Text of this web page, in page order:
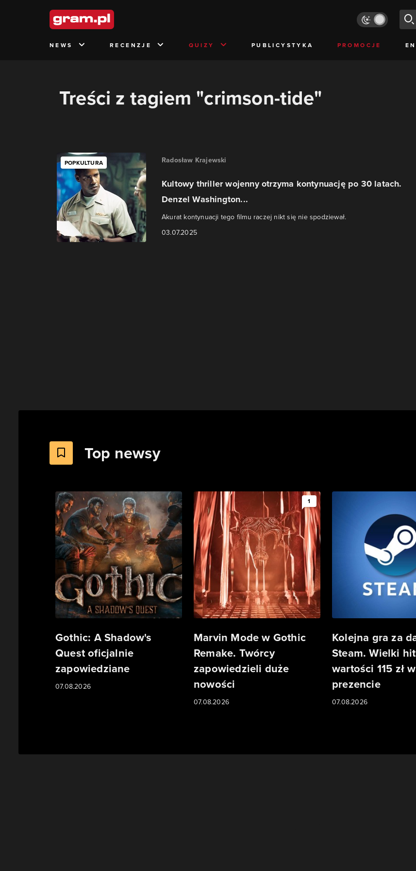
NEWS RECENZJE QUIZY PUBLICYSTYKA PROMOCJE
Treści z tagiem "crimson-tide"
POPKULTURA Radosław Krajewski
Kultowy thriller wojenny otrzyma kontynuację po 30 latach.
Denzel Washington...
Akurat kontynuacji tego filmu raczej nikt się nie spodziewał.
03.07.2025
Top newsy
Gothic: A Shadow's
Quest oficjalnie
zapowiedziane
07.08.2026
1
Marvin Mode w Gothic
Remake. Twórcy
zapowiedzieli duże
nowości
07.08.2026
Kolejna gra za
Steam. Wielki
wartości 115 zł w
prezencie
07.08.2026